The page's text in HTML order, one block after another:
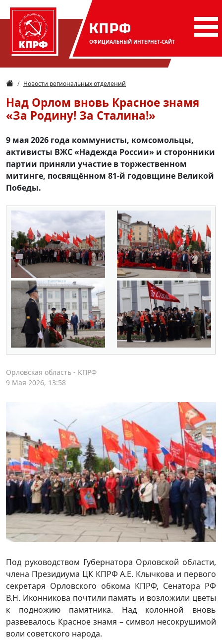
КПРФ
ОФИЦИАЛЬНЫЙ ИНТЕРНЕТ-САЙТ
Новости региональных отделений
Над Орлом вновь Красное знамя
«За Родину! За Сталина!»
9 мая 2026 года коммунисты, комсомольцы,
активисты ВЖС «Надежда России» и сторонники
партии приняли участие в торжественном
митинге, посвящённом 81-й годовщине Великой
Победы.
Орловская область - КПРФ
9 Мая 2026, 13:58
Под руководством Губернатора Орловской области,
члена Президиума ЦК КПРФ А.Е. Клычкова и первого
секретаря Орловского обкома КПРФ, Сенатора РФ
В.Н. Иконникова почтили память и возложили цветы
к подножию памятника. Над колонной вновь
развевалось Красное знамя – символ несокрушимой
воли советского народа.